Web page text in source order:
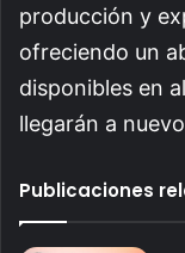
producción y
ofreciendo un
disponibles en
llegarán a
Publicaciones